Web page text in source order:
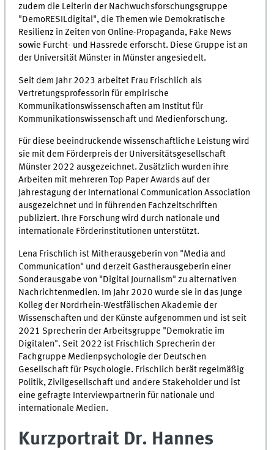
zudem die Leiterin der Nachwuchsforschungsgruppe
"DemoRESILdigital", die Themen wie Demokratische
Resilienz in Zeiten von Online-Propaganda, Fake News
sowie Furcht- und Hassrede erforscht. Diese Gruppe ist an
der Universität Münster in Münster angesiedelt.
Seit dem Jahr 2023 arbeitet Frau Frischlich als
Vertretungsprofessorin für empirische
Kommunikationswissenschaften am Institut für
Kommunikationswissenschaft und Medienforschung.
Für diese beeindruckende wissenschaftliche Leistung wird
sie mit dem Förderpreis der Universitätsgesellschaft
Münster 2022 ausgezeichnet. Zusätzlich wurden ihre
Arbeiten mit mehreren Top Paper Awards auf der
Jahrestagung der International Communication Association
ausgezeichnet und in führenden Fachzeitschriften
publiziert. Ihre Forschung wird durch nationale und
internationale Förderinstitutionen unterstützt.
Lena Frischlich ist Mitherausgeberin von "Media and
Communication" und derzeit Gastherausgeberin einer
Sonderausgabe von "Digital Journalism" zu alternativen
Nachrichtenmedien. Im Jahr 2020 wurde sie in das Junge
Kolleg der Nordrhein-Westfälischen Akademie der
Wissenschaften und der Künste aufgenommen und ist seit
2021 Sprecherin der Arbeitsgruppe "Demokratie im
Digitalen". Seit 2022 ist Frischlich Sprecherin der
Fachgruppe Medienpsychologie der Deutschen
Gesellschaft für Psychologie. Frischlich berät regelmäßig
Politik, Zivilgesellschaft und andere Stakeholder und ist
eine gefragte Interviewpartnerin für nationale und
internationale Medien.
Kurzportrait Dr. Hannes